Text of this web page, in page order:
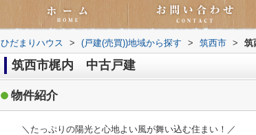
ひだまりハウス > (戸建(売買))地域から探す > 筑西市 > 筑
筑西市梶内 中古戸建
物件紹介
＼たっぷりの陽光と心地よい風が舞い込む住まい！／